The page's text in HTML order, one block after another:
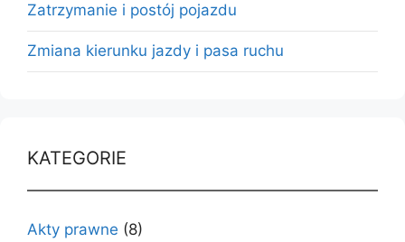
Zatrzymanie i postój pojazdu
Zmiana kierunku jazdy i pasa ruchu
KATEGORIE
Akty prawne (8)